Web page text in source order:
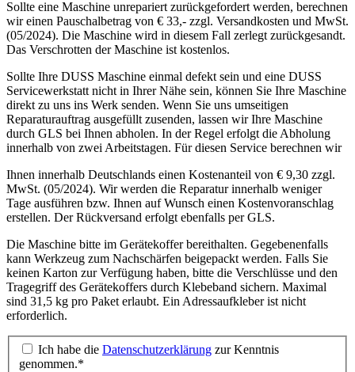
Sollte eine Maschine unrepariert zurückgefordert werden, berechnen
wir einen Pauschalbetrag von € 33,- zzgl. Versandkosten und MwSt.
(05/2024). Die Maschine wird in diesem Fall zerlegt zurückgesandt.
Das Verschrotten der Maschine ist kostenlos.
Sollte Ihre DUSS Maschine einmal defekt sein und eine DUSS
Servicewerkstatt nicht in Ihrer Nähe sein, können Sie Ihre Maschine
direkt zu uns ins Werk senden. Wenn Sie uns umseitigen
Reparaturauftrag ausgefüllt zusenden, lassen wir Ihre Maschine
durch GLS bei Ihnen abholen. In der Regel erfolgt die Abholung
innerhalb von zwei Arbeitstagen. Für diesen Service berechnen wir
Ihnen innerhalb Deutschlands einen Kostenanteil von € 9,30 zzgl.
MwSt. (05/2024). Wir werden die Reparatur innerhalb weniger
Tage ausführen bzw. Ihnen auf Wunsch einen Kostenvoranschlag
erstellen. Der Rückversand erfolgt ebenfalls per GLS.
Die Maschine bitte im Gerätekoffer bereithalten. Gegebenenfalls
kann Werkzeug zum Nachschärfen beigepackt werden. Falls Sie
keinen Karton zur Verfügung haben, bitte die Verschlüsse und den
Tragegriff des Gerätekoffers durch Klebeband sichern. Maximal
sind 31,5 kg pro Paket erlaubt. Ein Adressaufkleber ist nicht
erforderlich.
Ich habe die Datenschutzerklärung zur Kenntnis
genommen.*